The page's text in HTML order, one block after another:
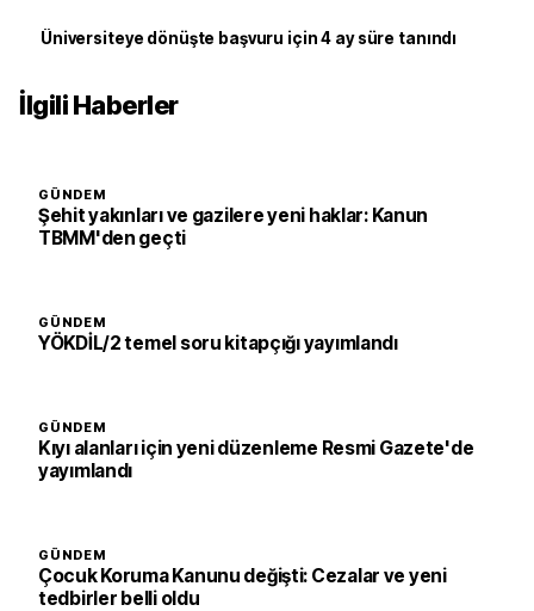
Üniversiteye dönüşte başvuru için 4 ay süre tanındı
İlgili Haberler
GÜNDEM
Şehit yakınları ve gazilere yeni haklar: Kanun
TBMM'den geçti
GÜNDEM
YÖKDİL/2 temel soru kitapçığı yayımlandı
GÜNDEM
Kıyı alanları için yeni düzenleme Resmi Gazete'de
yayımlandı
GÜNDEM
Çocuk Koruma Kanunu değişti: Cezalar ve yeni
tedbirler belli oldu